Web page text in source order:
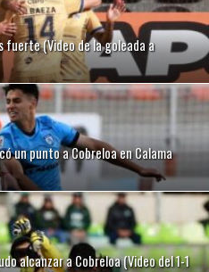
fuerte (Video de la goleada a
un punto a Cobreloa en Calama
alcanzar a Cobreloa (Video del 1-1